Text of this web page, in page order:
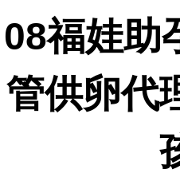
08福娃助
管供卵代